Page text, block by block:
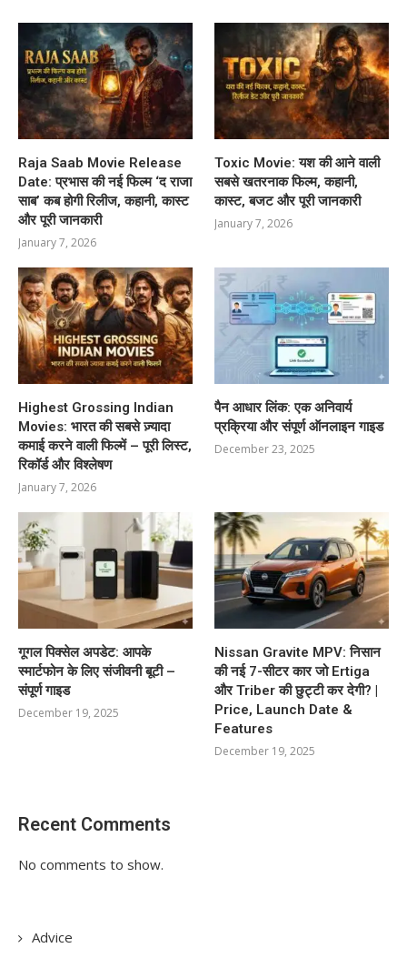
Raja Saab Movie Release
Date: प्रभास की नई फिल्म ‘द राजा
साब’ कब होगी रिलीज, कहानी, कास्ट
और पूरी जानकारी
January 7, 2026
Toxic Movie: यश की आने वाली
सबसे खतरनाक फिल्म, कहानी,
कास्ट, बजट और पूरी जानकारी
January 7, 2026
Highest Grossing Indian
Movies: भारत की सबसे ज़्यादा
कमाई करने वाली फिल्में – पूरी लिस्ट,
रिकॉर्ड और विश्लेषण
January 7, 2026
पैन आधार लिंक: एक अनिवार्य
प्रक्रिया और संपूर्ण ऑनलाइन गाइड
December 23, 2025
गूगल पिक्सेल अपडेट: आपके
स्मार्टफोन के लिए संजीवनी बूटी –
संपूर्ण गाइड
December 19, 2025
Nissan Gravite MPV: निसान
की नई 7-सीटर कार जो Ertiga
और Triber की छुट्टी कर देगी? |
Price, Launch Date &
Features
December 19, 2025
Recent Comments
No comments to show.
Advice